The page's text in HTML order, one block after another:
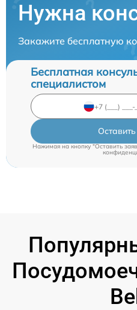
Нужна
Закажите бесплатную
Бесплатная
специалистом
Нажимая на кнопку "Оставить